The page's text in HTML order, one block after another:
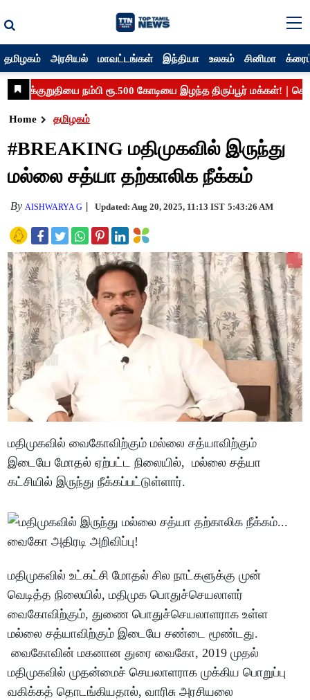
தமிழகம் அரசியல் மாவட்டங்கள் இந்தியா உலகம் சினிமா
Home தமிழகம்
#BREAKING மதிமுகவில் இருந்து
மல்லை சத்யா தற்காலிக நீக்கம்
By AISHWARYA G Updated: Aug 20, 2025, 11:13 IST 5:43:26 AM
மதிமுகவில் வைகோவிற்கும் மல்லை சத்யாவிற்கும்
இடையே மோதல் ஏற்பட்ட நிலையில், மல்லை சத்யா
கட்சியில் இருந்து நீக்கப்பட்டுள்ளார்.
மதிமுகவில் உட்கட்சி மோதல் சில நாட்களுக்கு முன்
வெடித்த நிலையில், மதிமுக பொதுச்செயலாளர்
வைகோவிற்கும், துணை பொதுச்செயலாளராக உள்ள
மல்லை சத்யாவிற்கும் இடையே சண்டை மூண்டது.
வைகோவின் மகனான துரை வைகோ, 2019 முதல்
மதிமுகவில் முதன்மைச் செயலாளராக முக்கிய பொறுப்பு
வகிக்கத் தொடங்கியதால், வாரிசு அரசியலை